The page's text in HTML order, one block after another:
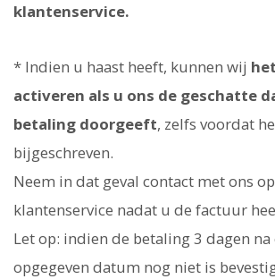
klantenservice.
* Indien u haast heeft, kunnen wij
activeren als u ons de geschatte
betaling doorgeeft, zelfs voordat
bijgeschreven.
Neem in dat geval contact met ons
klantenservice nadat u de factuur
Let op: indien de betaling 3 dagen
opgegeven datum nog niet is